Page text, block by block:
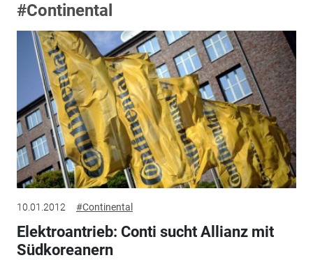
#Continental
10.01.2012 #Continental
Elektroantrieb: Conti sucht Allianz mit
Südkoreanern